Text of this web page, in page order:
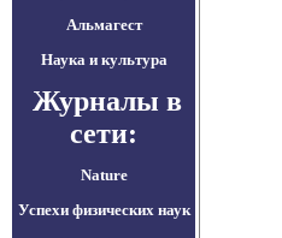
Альмагест
Наука и культура
Журналы в
сети:
Nature
Успехи физических наук